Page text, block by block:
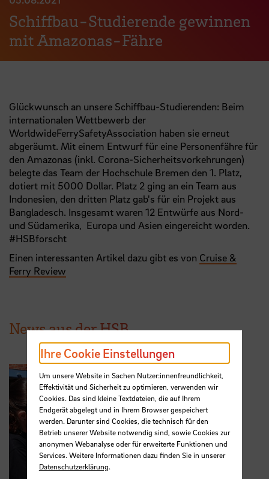
Schiffbau-Studierende gewinnen
mit Amazonas-Fähre
Glückwunsch an unsere Schiffbau-Studierenden: Beim
internationalen Wettbewerb der
WorldwideFerrySafetyAssociation haben sie erneut
abgeräumt. Mit einem Entwurf für eine Personenfähre für
den Amazonas (inkl. Corona-Sicherheitsvorkehrungen)
belegte das Team der Hochschule Bremen den 1. Platz,
dotiert mit 5000 Dollar. Platz 2 ging an ein Team aus
Indonesien, den dritten Platz gab's für ein Projekt aus
Bangladesch. Insgesamt waren 12 Entwürfe aus Nord-
und Südamerika, Europa und Asien eingereicht worden.
#HSBforscht
Einen interessanten Artikel dazu gibt es von Cruise &
Ferry Review
News aus der HSB
Ihre Cookie Einstellungen
Um unsere Website in Sachen Nutzer:innenfreundlichkeit,
Effektivität und Sicherheit zu optimieren, verwenden wir
Cookies. Das sind kleine Textdateien, die auf Ihrem
Endgerät abgelegt und in Ihrem Browser gespeichert
werden. Darunter sind Cookies, die technisch für den
Betrieb unserer Website notwendig sind, sowie Cookies zur
anonymen Webanalyse oder für erweiterte Funktionen und
Services. Weitere Informationen dazu finden Sie in unserer
Datenschutzerklärung.